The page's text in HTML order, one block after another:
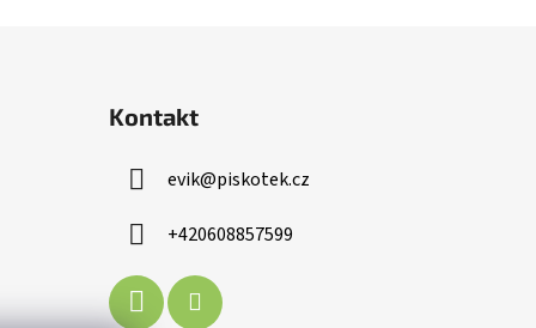
Kontakt
evik@piskotek.cz
+420608857599